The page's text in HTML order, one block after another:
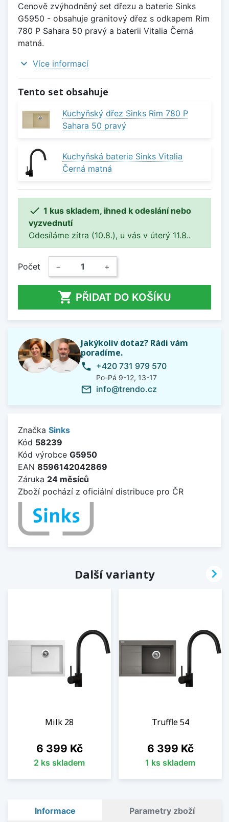
Cenově zvýhodněný set dřezu a baterie Sinks
G5950 - obsahuje granitový dřez s odkapem Rim
780 P Sahara 50 pravý a baterii Vitalia Černá
matná.
expand_more Více informací
Tento set obsahuje
Kuchyňský dřez Sinks Rim 780 P
Sahara 50 pravý
Kuchyňská baterie Sinks Vitalia
Černá matná
 1 kus skladem, ihned k odeslání nebo
vyzvednutí
Odesíláme zítra (10.8.), u vás v úterý 11.8..
Počet − +
 PŘIDAT DO KOŠÍKU
Jakýkoliv dotaz? Rádi vám
poradíme.
phone +420 731 979 570
Po-Pá 9-12, 13-17
mail_outline info@trendo.cz
Značka Sinks
Kód 58239
Kód výrobce G5950
EAN 8596142042869
Záruka 24 měsíců
Zboží pochází z oficiální distribuce pro ČR
Další varianty
Milk 28
Cena
6 399 Kč
2 ks skladem
Truffle 54
Cena
6 399 Kč
1 ks skladem

Informace Parametry zboží